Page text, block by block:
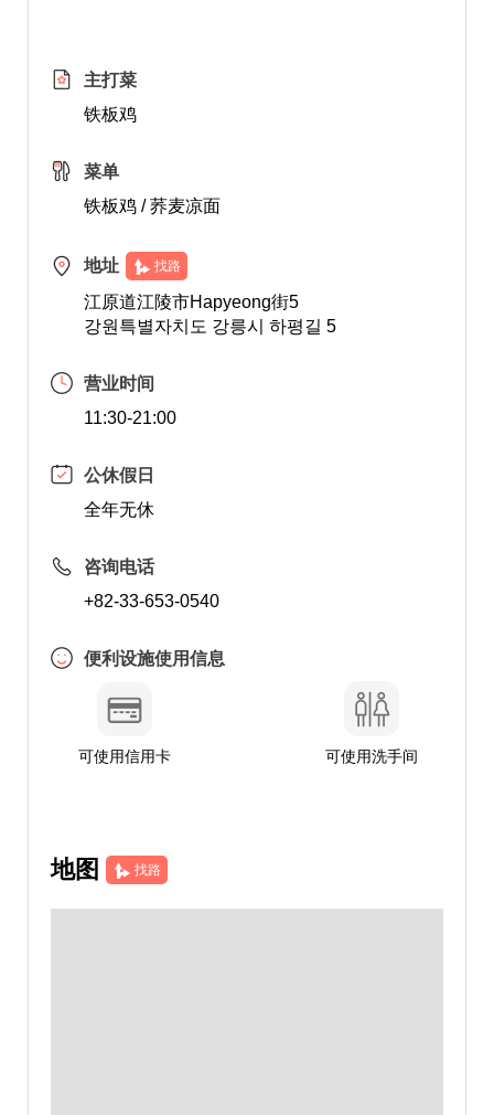
主打菜
铁板鸡
菜单
铁板鸡 / 荞麦凉面
地址 找路
江原道江陵市Hapyeong街5
강원특별자치도 강릉시 하평길 5
营业时间
11:30-21:00
公休假日
全年无休
咨询电话
+82-33-653-0540
便利设施使用信息
可使用信用卡 可使用洗手间
地图 找路